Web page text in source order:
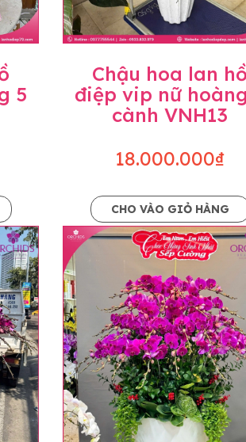
phối ghép từ nhiều cây hoa và tạo
còn phụ thuộc theo mùa và điều
và cách trang trí.
thực hiện dựa trên mẫu đã chọn
trí chúng tôi sẽ chủ động liên lạc
đổi. Trường hợp không đủ thời gian
5
Chậu hoa lan hồ
điệp vip nữ
cành VNH13
18.000.000₫
CHO VÀO GIỎ HÀNG